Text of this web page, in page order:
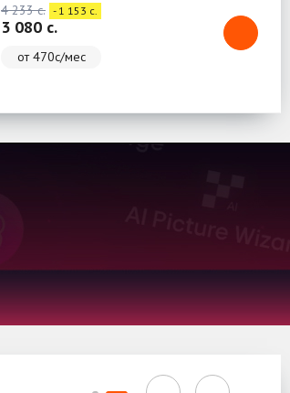
4 233 c. - 1 153 c.
3 080 c.
от 470с/мес